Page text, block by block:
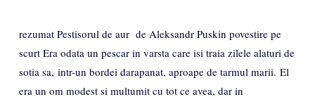
rezumat Pestisorul de aur de Aleksandr Puskin povestire pe
scurt Era odata un pescar in varsta care isi traia zilele alaturi de
sotia sa, intr-un bordei darapanat, aproape de tarmul marii. El
era un om modest si multumit cu tot ce avea, dar in